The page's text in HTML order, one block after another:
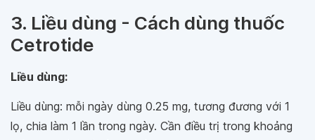
3. Liều dùng - Cách dùng thuốc
Cetrotide
Liều dùng:
Liều dùng: mỗi ngày dùng 0.25 mg, tương đương với 1
lọ, chia làm 1 lần trong ngày. Cần điều trị trong khoảng